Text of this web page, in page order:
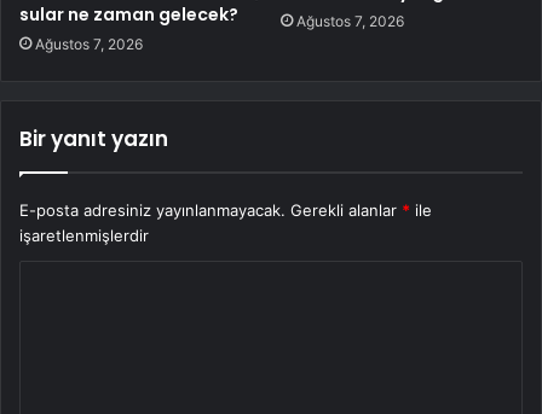
sular ne zaman gelecek?
Ağustos 7, 2026
Ağustos 7, 2026
Bir yanıt yazın
E-posta adresiniz yayınlanmayacak. Gerekli alanlar * ile
işaretlenmişlerdir